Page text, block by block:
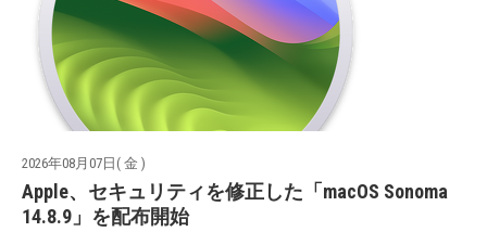
2026年08月07日( 金 )
Apple、セキュリティを修正した「macOS Sonoma
14.8.9」を配布開始